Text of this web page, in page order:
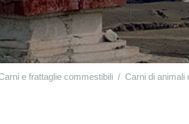
e frattaglie commestibili Carni di animali